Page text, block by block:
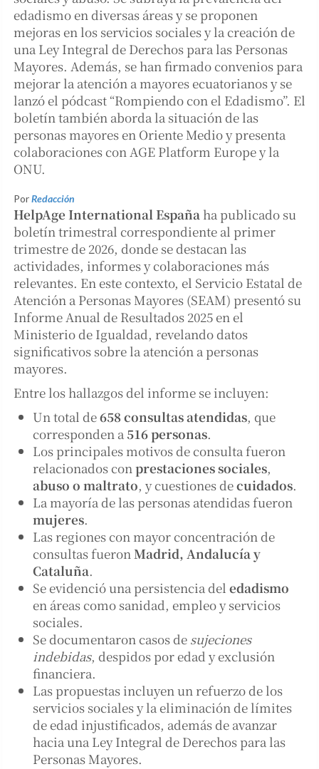
edadismo en diversas áreas y se proponen
mejoras en los servicios sociales y la creación de
una Ley Integral de Derechos para las Personas
Mayores. Además, se han firmado convenios para
mejorar la atención a mayores ecuatorianos y se
lanzó el pódcast “Rompiendo con el Edadismo”. El
boletín también aborda la situación de las
personas mayores en Oriente Medio y presenta
colaboraciones con AGE Platform Europe y la
ONU.
PorRedacción
HelpAge International España ha publicado su
boletín trimestral correspondiente al primer
trimestre de 2026, donde se destacan las
actividades, informes y colaboraciones más
relevantes. En este contexto, el Servicio Estatal de
Atención a Personas Mayores (SEAM) presentó su
Informe Anual de Resultados 2025 en el
Ministerio de Igualdad, revelando datos
significativos sobre la atención a personas
mayores.
Entre los hallazgos del informe se incluyen:
Un total de658 consultas atendidas, que
corresponden a 516 personas.
Los principales motivos de consulta fueron
relacionados conprestaciones sociales,
abuso o maltrato, y cuestiones decuidados.
La mayoría de las personas atendidas fueron
mujeres.
Las regiones con mayor concentración de
consultas fueronMadrid, Andalucía y
Cataluña.
Se evidenció una persistencia del edadismo
en áreas como sanidad, empleo y servicios
sociales.
Se documentaron casos de sujeciones
indebidas, despidos por edad y exclusión
financiera.
Las propuestas incluyen un refuerzo de los
servicios sociales y la eliminación de límites
de edad injustificados, además de avanzar
hacia una Ley Integral de Derechos para las
Personas Mayores.